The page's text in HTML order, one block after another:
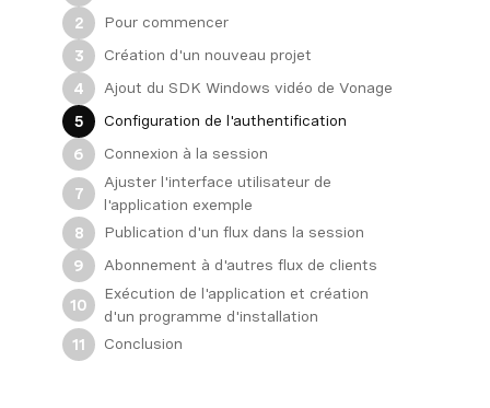
2
Pour commencer
3
Création d'un nouveau projet
4
Ajout du SDK Windows vidéo de Vonage
5
Configuration de l'authentification
6
Connexion à la session
7
Ajuster l'interface utilisateur de
l'application exemple
8
Publication d'un flux dans la session
9
Abonnement à d'autres flux de clients
10
Exécution de l'application et création
d'un programme d'installation
11
Conclusion